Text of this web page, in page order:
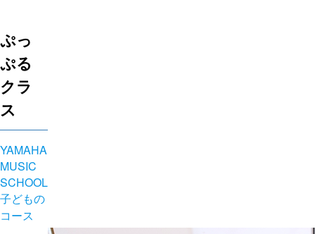
ぷっ
ぷる
クラ
ス
YAMAHA
MUSIC
SCHOOL
子どもの
コース